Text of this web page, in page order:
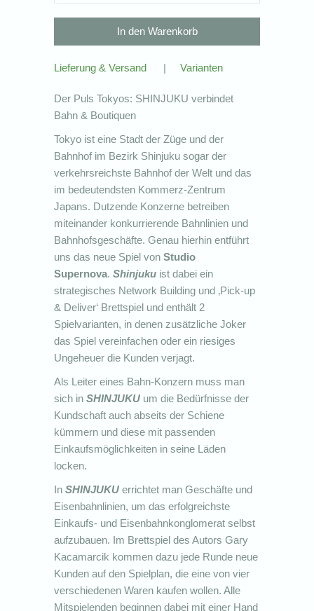
Lieferung & Versand | Varianten
Der Puls Tokyos: SHINJUKU verbindet
Bahn & Boutiquen
Tokyo ist eine Stadt der Züge und der
Bahnhof im Bezirk Shinjuku sogar der
verkehrsreichste Bahnhof der Welt und das
im bedeutendsten Kommerz-Zentrum
Japans. Dutzende Konzerne betreiben
miteinander konkurrierende Bahnlinien und
Bahnhofsgeschäfte. Genau hierhin entführt
uns das neue Spiel vonStudio
Supernova.Shinjuku ist dabei ein
strategisches Network Building und ‚Pick-up
& Deliver‘ Brettspiel und enthält 2
Spielvarianten, in denen zusätzliche Joker
das Spiel vereinfachen oder ein riesiges
Ungeheuer die Kunden verjagt.
Als Leiter eines Bahn-Konzern muss man
sich inSHINJUKU um die Bedürfnisse der
Kundschaft auch abseits der Schiene
kümmern und diese mit passenden
Einkaufsmöglichkeiten in seine Läden
locken.
InSHINJUKU errichtet man Geschäfte und
Eisenbahnlinien, um das erfolgreichste
Einkaufs- und Eisenbahnkonglomerat selbst
aufzubauen. Im Brettspiel des Autors Gary
Kacamarcik kommen dazu jede Runde neue
Kunden auf den Spielplan, die eine von vier
verschiedenen Waren kaufen wollen. Alle
Mitspielenden beginnen dabei mit einer Hand